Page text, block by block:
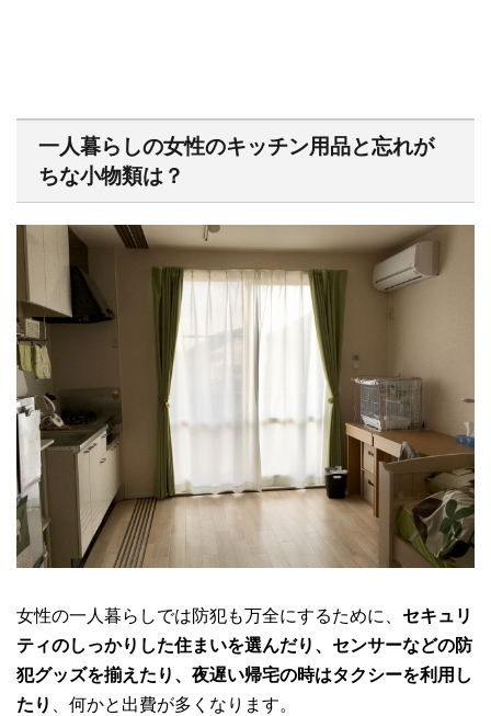
一人暮らしの女性のキッチン用品と忘れが
ちな小物類は？
女性の一人暮らしでは防犯も万全にするために、 セキュリ
ティのしっかりした住まいを選んだり、センサーなどの防
犯グッズを揃えたり、夜遅い帰宅の時はタクシーを利用し
たり
、何かと出費が多くなります。